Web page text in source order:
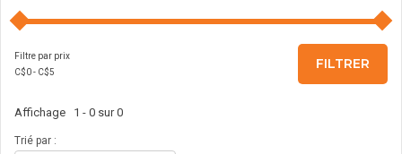
Filtre par prix
C$0- C$5
FILTRER
Affichage 1 - 0 sur 0
Trié par :